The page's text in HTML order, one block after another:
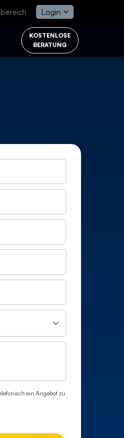
Login
KOSTENLOSE
BERATUNG
ein Angebot zu